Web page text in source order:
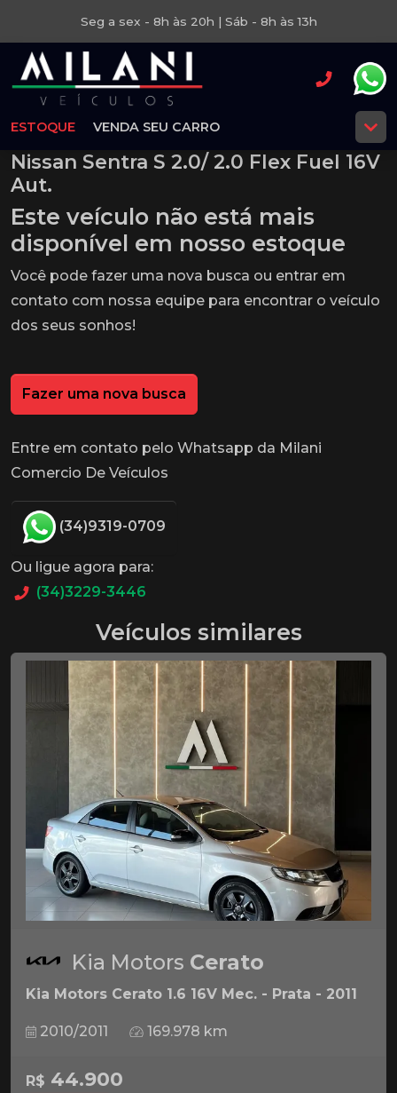
Seg a sex - 8h às 20h | Sáb - 8h às 13h
ESTOQUE VENDA SEU CARRO
Nissan Sentra S 2.0/ 2.0 Flex Fuel 16V
Aut.
Este veículo não está mais
disponível em nosso estoque
Você pode fazer uma nova busca ou entrar em
contato com nossa equipe para encontrar o veículo
dos seus sonhos!
Fazer uma nova busca
Entre em contato pelo Whatsapp da Milani
Comercio De Veículos
(34)9319-0709
Ou ligue agora para:
(34)3229-3446
Veículos similares
Kia Motors Cerato
Kia Motors Cerato 1.6 16V Mec. - Prata - 2011
2010/2011 169.978 km
R$ 44.900